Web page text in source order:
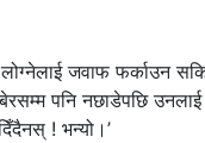
जवाफ फर्काउन
पनि नछाडेपछि
! भन्यो।’